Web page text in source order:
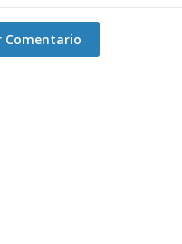
Comentario